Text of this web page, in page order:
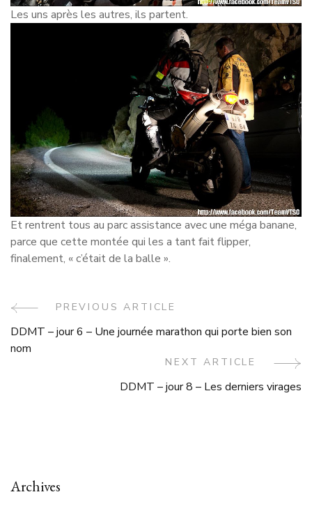
Les uns après les autres, ils partent.
Et rentrent tous au parc assistance avec une méga banane,
parce que cette montée qui les a tant fait flipper,
finalement, « c’était de la balle ».
Post
Navigation
PREVIOUS ARTICLE
DDMT – jour 6 – Une journée marathon qui porte bien son
nom
NEXT ARTICLE
DDMT – jour 8 – Les derniers virages
Archives